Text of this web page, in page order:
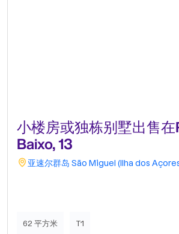
小楼房或独栋别墅出售
Baixo, 13
亚速尔群岛 São Miguel (Ilha dos
62 平方米 T1